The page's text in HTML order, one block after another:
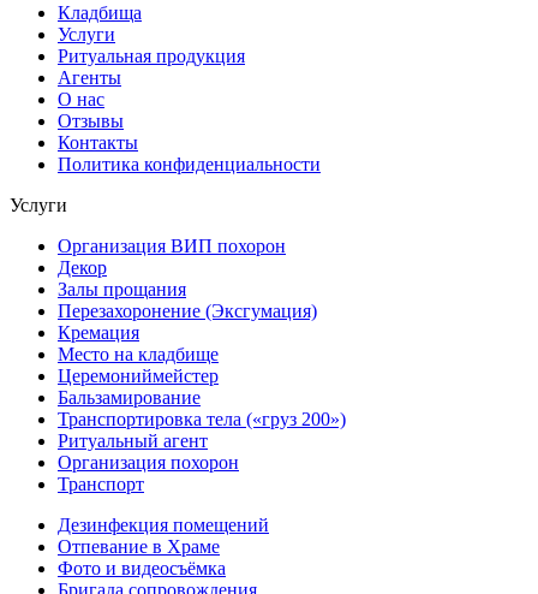
Кладбища
Услуги
Ритуальная продукция
Агенты
О нас
Отзывы
Контакты
Политика конфиденциальности
Услуги
Организация ВИП похорон
Декор
Залы прощания
Перезахоронение (Эксгумация)
Кремация
Место на кладбище
Церемониймейстер
Бальзамирование
Транспортировка тела («груз 200»)
Ритуальный агент
Организация похорон
Транспорт
Дезинфекция помещений
Отпевание в Храме
Фото и видеосъёмка
Бригада сопровождения